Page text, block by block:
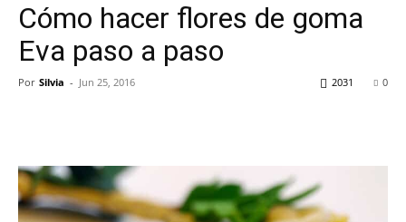
Cómo hacer flores de goma
Eva paso a paso
Por Silvia - Jun 25, 2016 0
2031